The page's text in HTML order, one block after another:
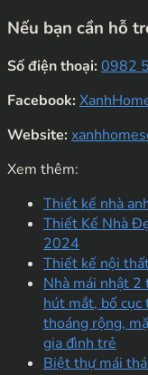
Nếu bạn cần hỗ
Số điện thoại:0982
Facebook:
Website:
Xem thêm:
Thiết kế nhà
Thiết Kế Nhà
2024
Thiết kế nội
Nhà mái nhật 2
hút mắt, bố cục
thoáng rộng,
gia đình trẻ
Biệt thự mái